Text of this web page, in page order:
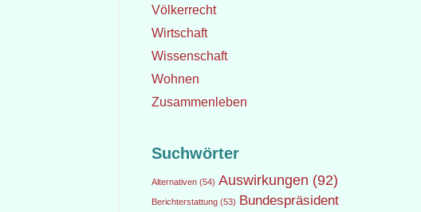
Völkerrecht
Wirtschaft
Wissenschaft
Wohnen
Zusammenleben
Suchwörter
Alternativen(54) Auswirkungen (92)
Berichterstattung(53) Bundespräsident